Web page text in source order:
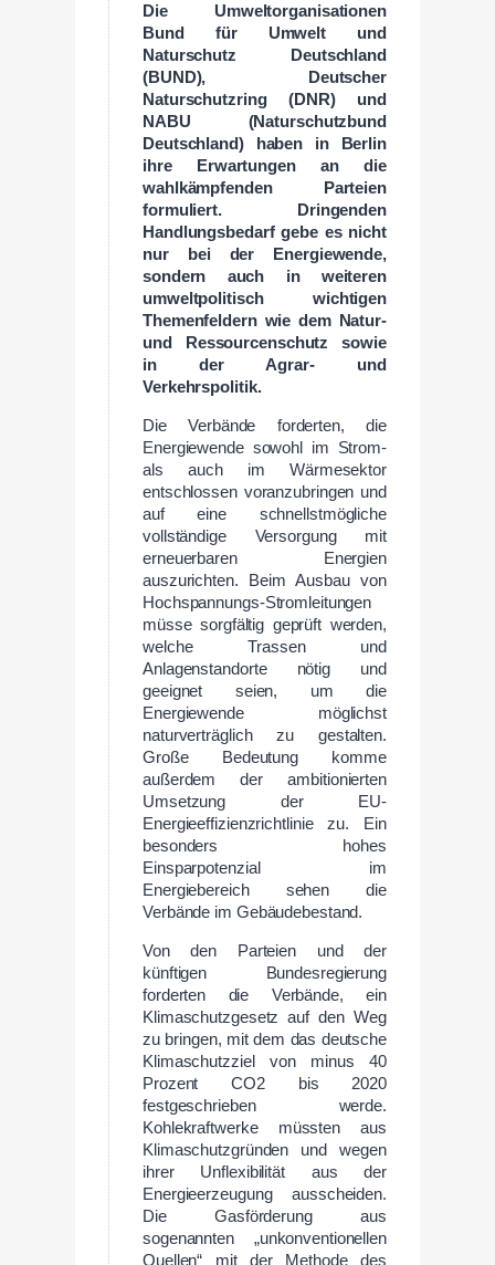
Die Umweltorganisationen
Bund für Umwelt und
Naturschutz Deutschland
(BUND), Deutscher
Naturschutzring (DNR) und
NABU (Naturschutzbund
Deutschland) haben in Berlin
ihre Erwartungen an die
wahlkämpfenden Parteien
formuliert. Dringenden
Handlungsbedarf gebe es nicht
nur bei der Energiewende,
sondern auch in weiteren
umweltpolitisch wichtigen
Themenfeldern wie dem Natur-
und Ressourcenschutz sowie
in der Agrar- und
Verkehrspolitik.
Die Verbände forderten, die
Energiewende sowohl im Strom-
als auch im Wärmesektor
entschlossen voranzubringen und
auf eine schnellstmögliche
vollständige Versorgung mit
erneuerbaren Energien
auszurichten. Beim Ausbau von
Hochspannungs-Stromleitungen
müsse sorgfältig geprüft werden,
welche Trassen und
Anlagenstandorte nötig und
geeignet seien, um die
Energiewende möglichst
naturverträglich zu gestalten.
Große Bedeutung komme
außerdem der ambitionierten
Umsetzung der EU-
Energieeffizienzrichtlinie zu. Ein
besonders hohes
Einsparpotenzial im
Energiebereich sehen die
Verbände im Gebäudebestand.
Von den Parteien und der
künftigen Bundesregierung
forderten die Verbände, ein
Klimaschutzgesetz auf den Weg
zu bringen, mit dem das deutsche
Klimaschutzziel von minus 40
Prozent CO2 bis 2020
festgeschrieben werde.
Kohlekraftwerke müssten aus
Klimaschutzgründen und wegen
ihrer Unflexibilität aus der
Energieerzeugung ausscheiden.
Die Gasförderung aus
sogenannten „unkonventionellen
Quellen“ mit der Methode des